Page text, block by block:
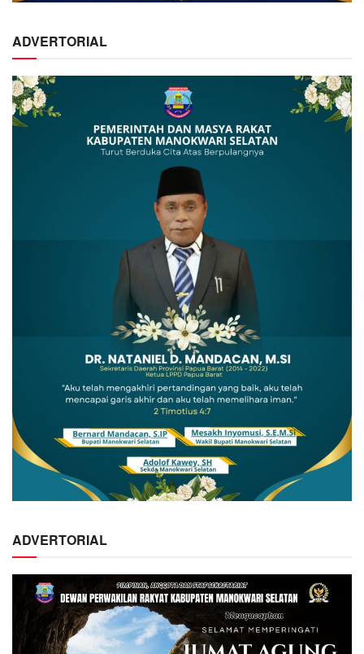
ADVERTORIAL
ADVERTORIAL